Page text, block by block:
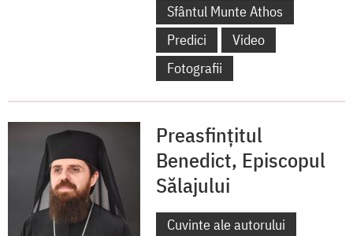
Sfântul Munte Athos
Predici
Video
Fotografii
Preasfințitul
Benedict, Episcopul
Sălajului
Cuvinte ale autorului